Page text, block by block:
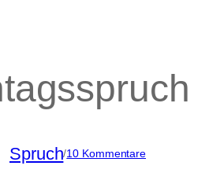
Spruch/10 Kommentarezu